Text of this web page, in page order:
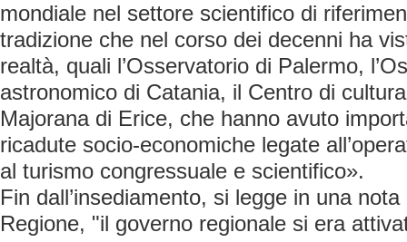
mondiale nel settore scientifico di
tradizione che nel corso dei decenni ha
realtà, quali l’Osservatorio di Palermo,
astronomico di Catania, il Centro di
Majorana di Erice, che hanno avuto
ricadute socio-economiche legate
al turismo congressuale e scientifico».
Fin dall’insediamento, si legge in una
Regione, "il governo regionale si era